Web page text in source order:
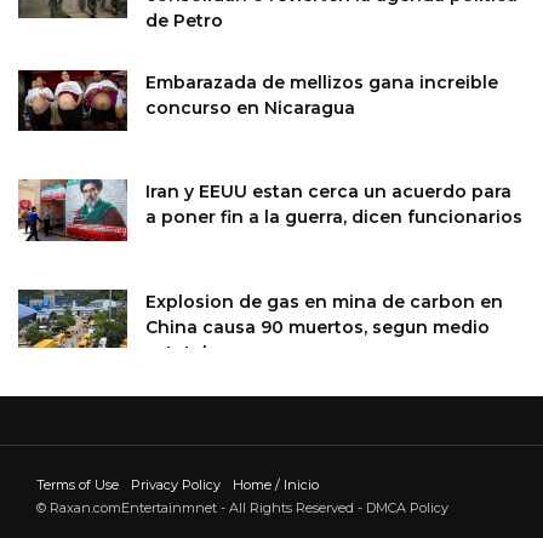
de Petro
Embarazada de mellizos gana increible
concurso en Nicaragua
Iran y EEUU estan cerca un acuerdo para
a poner fin a la guerra, dicen funcionarios
Explosion de gas en mina de carbon en
China causa 90 muertos, segun medio
estatal
Terms of Use Privacy Policy
Home / Inicio
© Raxan.comEntertainmnet - All Rights Reserved - DMCA Policy